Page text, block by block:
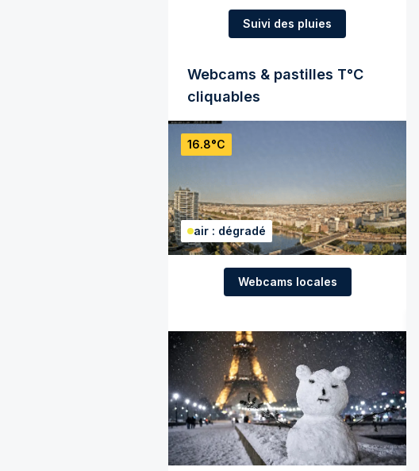
Suivi des pluies
Webcams & pastilles T°C
cliquables
16.8°C
air : dégradé
Webcams locales